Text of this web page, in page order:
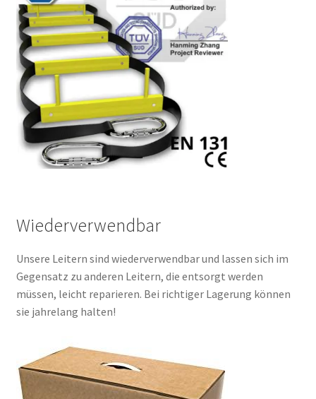
Wiederverwendbar
Unsere Leitern sind wiederverwendbar und lassen sich im
Gegensatz zu anderen Leitern, die entsorgt werden
müssen, leicht reparieren. Bei richtiger Lagerung können
sie jahrelang halten!